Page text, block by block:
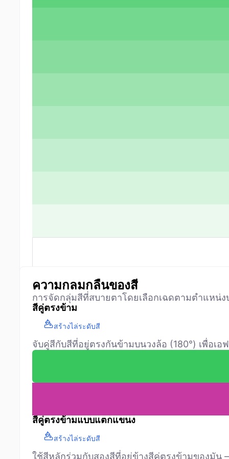
ความกลมกลืนของสี
การจัดกลุ่มสีที่สบายตาโดยเลือกเฉดตามตำแหน่
สีคู่ตรงข้าม
สร้างไล่ระดับสี
จับคู่สีกับสีที่อยู่ตรงกันข้ามบนวงล้อ (180°) เพื่อเ
สีคู่ตรงข้ามแบบแตกแขนง
สร้างไล่ระดับสี
ใช้สีหลักร่วมกับสองสีที่อยู่ข้างสีคู่ตรงข้ามของมั